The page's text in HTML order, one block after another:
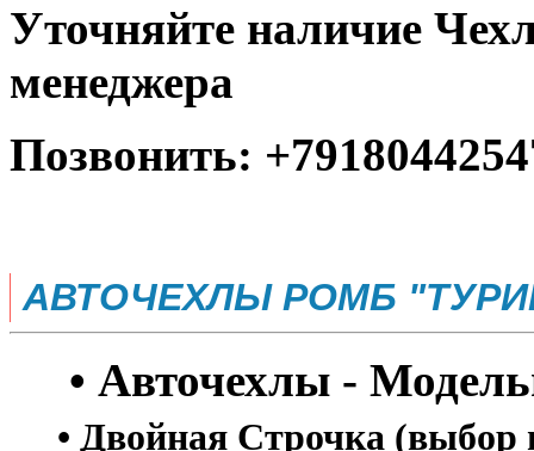
Уточняйте наличие
менеджера
Позвонить:
АВТОЧЕХЛЫ РОМБ
• Авточехлы -
• Двойная Строчка (выбор